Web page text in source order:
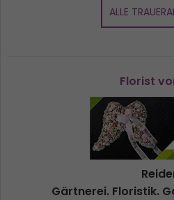
ALLE
Florist
Gärtnerei. Floristik.